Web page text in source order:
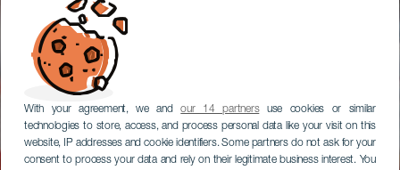
With your agreement, we andour 14 partnersuse cookies or similar
technologies to store, access, and process personal data like your visit on this
website, IP addresses and cookie identifiers. Some partners do not ask for your
consent to process your data and rely on their legitimate business interest. You